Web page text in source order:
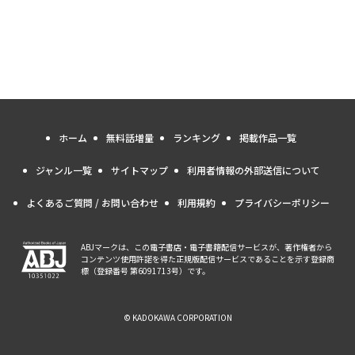
ホーム 無料話増量 ランキング 掲載作品一覧
ジャンル一覧 サイトマップ 利用者情報の外部送信について
よくあるご質問 / お問い合わせ 利用規約 プライバシーポリシー
ABJマークは、この電子書店・電子書籍配信サービスが、著作権者から
コンテンツ使用許諾を得た正規版配信サービスであることを示す登録商
標（登録番号 第6091713号）です。
© KADOKAWA CORPORATION